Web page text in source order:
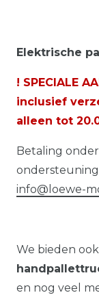
Elektrische
! SPECIALE
inclusief
alleen tot
Betaling
ondersteuning
info@loewe-
We bieden
en nog veel